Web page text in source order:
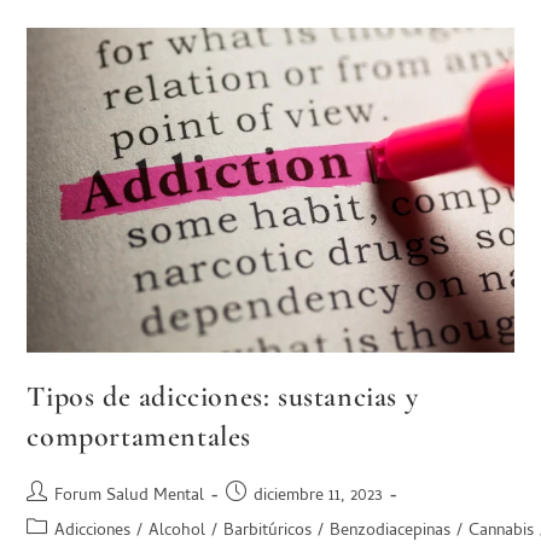
Tipos de adicciones: sustancias y
comportamentales
Forum Salud Mental
diciembre 11, 2023
Adicciones / Alcohol / Barbitúricos / Benzodiacepinas / Cannabis